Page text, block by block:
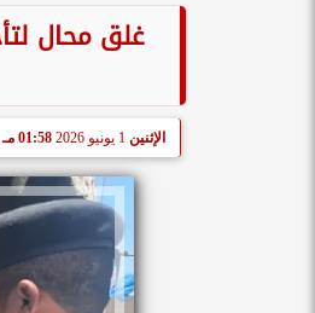
غلق محال
الإثنين 01:58 مـ